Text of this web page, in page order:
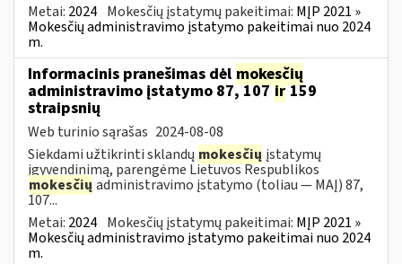
Metai: 2024 Mokesčių įstatymų pakeitimai: MĮP 2021 »
Mokesčių administravimo įstatymo pakeitimai nuo 2024
m.
Informacinis pranešimas dėl mokesčių
administravimo įstatymo 87, 107ir159
straipsnių
Web turinio sąrašas 2024-08-08
Siekdami užtikrinti sklandų mokesčių įstatymų
įgyvendinimą, parengėme Lietuvos Respublikos
mokesčių administravimo įstatymo (toliau — MAĮ) 87,
107...
Metai: 2024 Mokesčių įstatymų pakeitimai: MĮP 2021 »
Mokesčių administravimo įstatymo pakeitimai nuo 2024
m.